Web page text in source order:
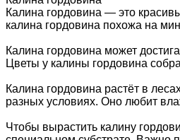
Калина гордовина — это
калина гордовина похожа на
Калина гордовина может
Цветы у калины гордовина
Калина гордовина растёт в
разных условиях. Оно любит
Чтобы вырастить калину